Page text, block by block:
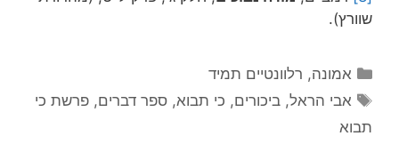
שוורץ).
קטגוריות
אמונה, רלוונטיים תמיד
תגיות
אבי הראל,ביכורים, כי תבוא,ספר דברים,פרשת כי
תבוא